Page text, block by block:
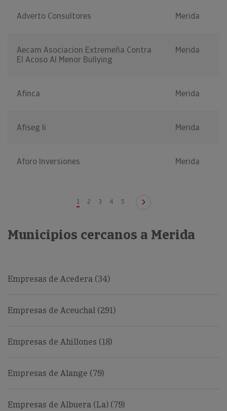
Adverto Consultores Merida
Aecam Asociacion Extremeña Contra
El Acoso Al Menor Bullying
Merida
Afinca Merida
Afiseg Ii Merida
Aforo Inversiones Merida
1 2 3 4 5
Municipios cercanos a Merida
Empresas de Acedera (34)
Empresas de Aceuchal (291)
Empresas de Ahillones (18)
Empresas de Alange (79)
Empresas de Albuera (La) (79)